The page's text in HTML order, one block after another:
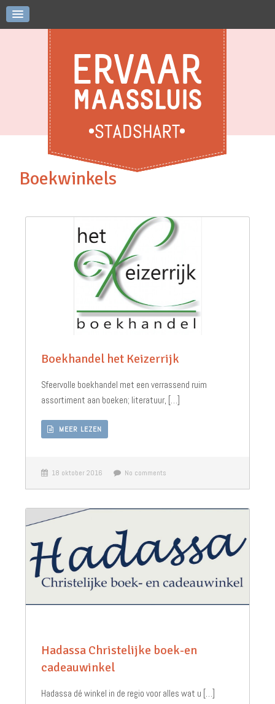
Boekwinkels
Boekhandel het Keizerrijk
Sfeervolle boekhandel met een verrassend ruim
assortiment aan boeken; literatuur, […]
MEER LEZEN
18 oktober 2016 No comments
Hadassa Christelijke boek-en
cadeauwinkel
Hadassa dé winkel in de regio voor alles wat u […]